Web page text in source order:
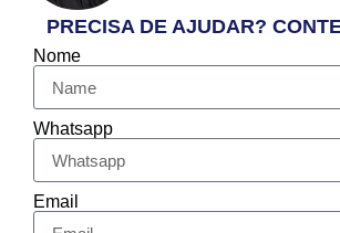
PRECISA DE AJUDAR?
Nome
Whatsapp
Email